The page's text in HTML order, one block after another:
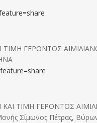
TIMH ΓΕΡΟΝΤΟΣ
KAI TIMH ΓΕΡΟΝΤΟΣ
Σίμωνος Πέτρας,